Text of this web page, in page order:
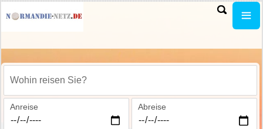
Wohin reisen Sie?
Anreise Abreise